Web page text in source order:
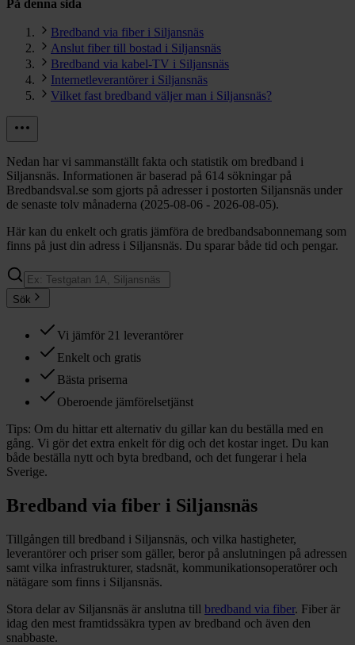
På denna sida
Bredband via fiber i Siljansnäs
Anslut fiber till bostad i Siljansnäs
Bredband via kabel-TV i Siljansnäs
Internetleverantörer i Siljansnäs
Vilket fast bredband väljer man i Siljansnäs?
Nedan har vi sammanställt fakta och statistik om bredband i
Siljansnäs. Informationen är baserad på 614 sökningar på
Bredbandsval.se som gjorts på adresser i postorten Siljansnäs under
de senaste tolv månaderna (2025-08-06 - 2026-08-05).
Här kan du enkelt och gratis jämföra de bredbandsabonnemang som
finns på just din adress i Siljansnäs. Du sparar både tid och pengar.
Sök
Vi jämför 21 leverantörer
Enkelt och gratis
Bästa priserna
Oberoende jämförelsetjänst
Tips: Om du hittar ett alternativ du gillar kan du beställa med en
gång. Vi gör det extra enkelt för dig och det kostar inget. Du kan
både beställa nytt och byta bredband, och det fungerar i hela
Sverige.
Bredband via fiber i Siljansnäs
Tillgången till bredband i Siljansnäs, och vilka hastigheter,
leverantörer och priser som gäller, beror på anslutningen på adressen
samt vilka infrastrukturer, stadsnät, kommunikationsoperatörer och
nätägare som finns i Siljansnäs.
Stora delar av Siljansnäs är anslutna till bredband via fiber. Fiber är
idag den mest framtidssäkra typen av bredband och även den
snabbaste.